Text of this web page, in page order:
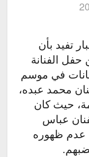
تفيد بأن
الفنانة
في موسم
محمد عبده،
حيث كان
عباس
عدم ظهوره